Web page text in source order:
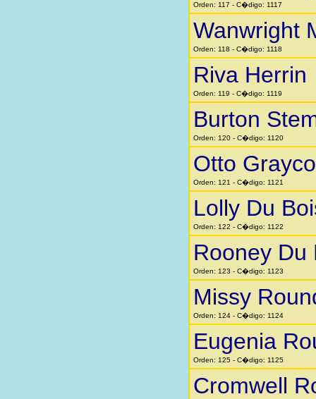
Orden: 117 - C�digo: 1117
Wanwright
Orden: 118 - C�digo: 1118
Riva Herrin
Orden: 119 - C�digo: 1119
Burton
Orden: 120 - C�digo: 1120
Otto
Orden: 121 - C�digo: 1121
Lolly Du
Orden: 122 - C�digo: 1122
Rooney Du
Orden: 123 - C�digo: 1123
Missy
Orden: 124 - C�digo: 1124
Eugenia
Orden: 125 - C�digo: 1125
Cromwell